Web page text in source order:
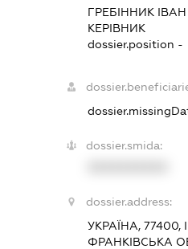
ГРЕБІННИК
КЕРІВНИК
dossier.position -
dossier.smida:
dossier.address:
УКРАЇНА, 77400,
ФРАНКІВСЬКА